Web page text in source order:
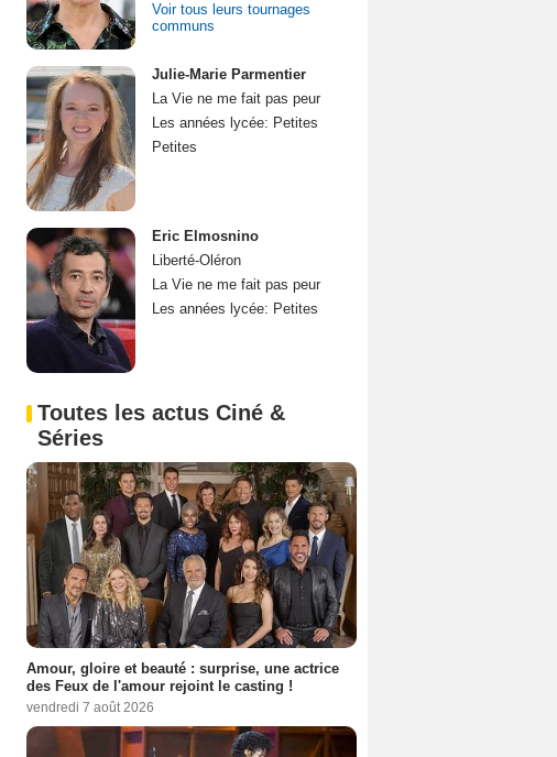
Voir tous leurs tournages
communs
Julie-Marie Parmentier
La Vie ne me fait pas peur
Les années lycée: Petites
Petites
Eric Elmosnino
Liberté-Oléron
La Vie ne me fait pas peur
Les années lycée: Petites
Toutes les actus Ciné &
Séries
Amour, gloire et beauté : surprise, une actrice
des Feux de l'amour rejoint le casting !
vendredi 7 août 2026